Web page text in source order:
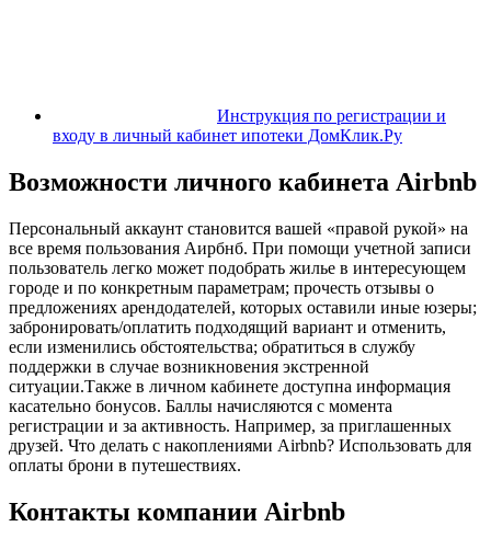
Инструкция по регистрации и
входу в личный кабинет ипотеки ДомКлик.Ру
Возможности личного кабинета Airbnb
Персональный аккаунт становится вашей «правой рукой» на
все время пользования Аирбнб. При помощи учетной записи
пользователь легко может подобрать жилье в интересующем
городе и по конкретным параметрам; прочесть отзывы о
предложениях арендодателей, которых оставили иные юзеры;
забронировать/оплатить подходящий вариант и отменить,
если изменились обстоятельства; обратиться в службу
поддержки в случае возникновения экстренной
ситуации.Также в личном кабинете доступна информация
касательно бонусов. Баллы начисляются с момента
регистрации и за активность. Например, за приглашенных
друзей. Что делать с накоплениями Airbnb? Использовать для
оплаты брони в путешествиях.
Контакты компании Airbnb